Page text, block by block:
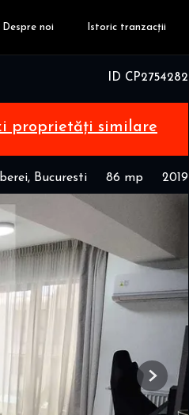
Despre noi Istoric tranzacții
ID CP2754282
proprietăți similare
Bucuresti 86 mp 2019
Next